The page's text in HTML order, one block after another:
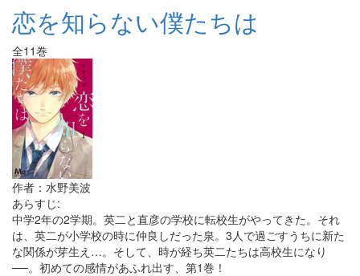
恋を知らない僕たちは
全11巻
作者：水野美波
あらすじ:
中学2年の2学期。英二と直彦の学校に転校生がやってきた。それ
は、英二が小学校の時に仲良しだった泉。3人で過ごすうちに新た
な関係が芽生え…。そして、時が経ち英二たちは高校生になり
──。初めての感情があふれ出す、第1巻！